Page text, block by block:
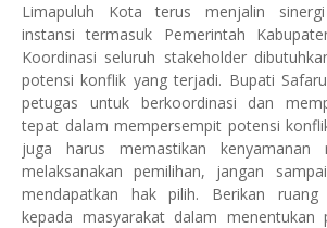
Limapuluh Kota terus menjalin
instansi termasuk Pemerintah
Koordinasi seluruh stakeholder
potensi konflik yang terjadi. Bupati
petugas untuk berkoordinasi dan
tepat dalam mempersempit potensi
juga harus memastikan kenyamanan
melaksanakan pemilihan, jangan
mendapatkan hak pilih. Berikan ruang
kepada masyarakat dalam menentukan